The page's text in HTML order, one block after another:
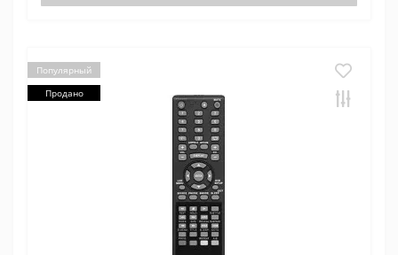
Популярный
Продано